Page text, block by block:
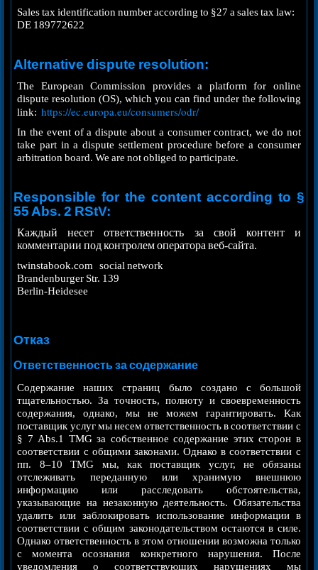
Sales tax identification number according to §27 a sales tax law:
DE 189772622
Alternative dispute resolution:
The European Commission provides a platform for online
dispute resolution (OS), which you can find under the following
link:https://ec.europa.eu/consumers/odr/
In the event of a dispute about a consumer contract, we do not
take part in a dispute settlement procedure before a consumer
arbitration board. We are not obliged to participate.
Responsible for the content according to §
55 Abs. 2 RStV:
Каждый несет ответственность за свой контент и
комментарии под контролем оператора веб-сайта.
twinstabook.com social network
Brandenburger Str. 139
Berlin-Heidesee
Oтказ
Ответственность за содержание
Содержание наших страниц было создано с большой
тщательностью. За точность, полноту и своевременность
содержания, однако, мы не можем гарантировать. Как
поставщик услуг мы несем ответственность в соответствии с
§ 7 Abs.1 TMG за собственное содержание этих сторон в
соответствии с общими законами. Однако в соответствии с
пп. 8–10 TMG мы, как поставщик услуг, не обязаны
отслеживать переданную или хранимую внешнюю
информацию или расследовать обстоятельства,
указывающие на незаконную деятельность. Обязательства
удалить или заблокировать использование информации в
соответствии с общим законодательством остаются в силе.
Однако ответственность в этом отношении возможна только
с момента осознания конкретного нарушения. После
уведомления о соответствующих нарушениях мы